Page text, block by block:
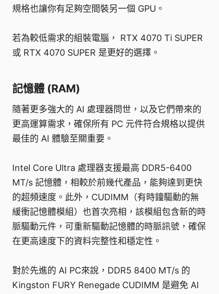
規格也讓你有足夠空間裝另一個 GPU。
若為較低需求的組裝電腦， RTX 4070 Ti SUPER
或 RTX 4070 SUPER 是更好的選擇。
記憶體 (RAM)
隨著更多強大的 AI 處理器問世，以及它們帶來的
更高運算需求，確保所有 PC 元件符合規格以提供
最佳的 AI 體驗至關重要。
Intel Core Ultra 處理器支援最高 DDR5-6400
MT/s 記憶體，相較於前幾代產品，能夠達到更快
的超頻速度。此外，CUDIMM（有時鐘驅動的無
緩衝記憶體模組）也首次亮相，該模組包含新的時
脈驅動元件，可重新驅動記憶體的時脈訊號，確保
在更高速度下的資料完整性和穩定性。
對於先進的 AI PC來說，DDR5 8400 MT/s 的
Kingston FURY Renegade CUDIMM 是避免 AI